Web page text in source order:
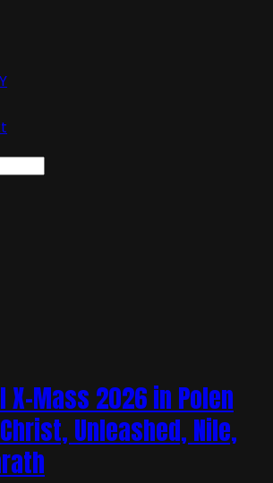
Mass 2026 in Polen
Unleashed, Nile,